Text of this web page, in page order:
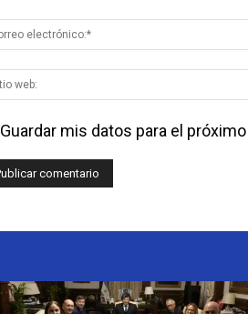
Guardar mis datos para el